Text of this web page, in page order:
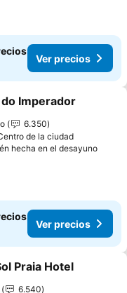
Ver precios
favoritos
Imperador
6.350
de la ciudad
hecha en el desayuno
Ver precios
favoritos
Praia Hotel
6.540